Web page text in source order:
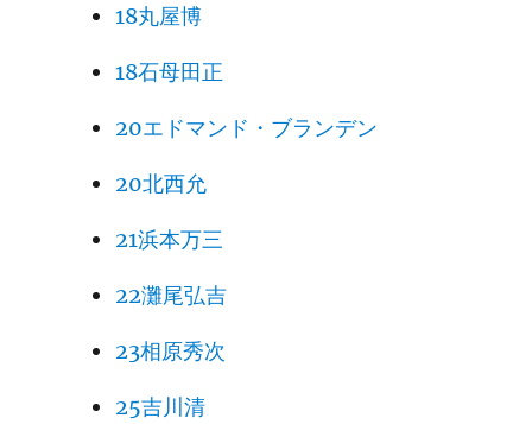
18丸屋博
18石母田正
20エドマンド・ブランデン
20北西允
21浜本万三
22灘尾弘吉
23相原秀次
25吉川清